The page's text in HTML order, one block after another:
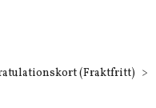
(Fraktfritt)